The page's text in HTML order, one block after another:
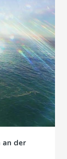
an der